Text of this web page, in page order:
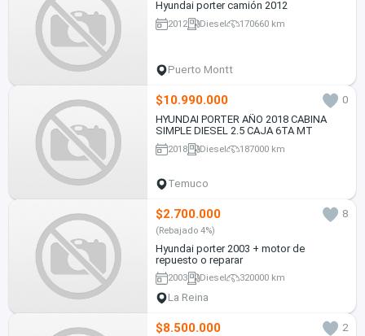
Hyundai porter camión 2012
2012 Diesel 170660 km
Puerto Montt
$10.990.000
0
HYUNDAI PORTER AÑO 2018 CABINA
SIMPLE DIESEL 2.5 CAJA 6TA MT
2018 Diesel 187000 km
Temuco
$2.700.000 8
(Rebajado 4%)
Hyundai porter 2003 + motor de
repuesto o reparar
2003 Diesel 320000 km
La Reina
$8.500.000
2